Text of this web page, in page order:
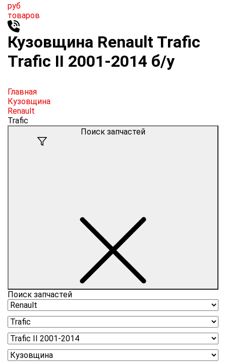
руб
товаров
Кузовщина Renault Trafic
Trafic II 2001-2014 б/у
Главная
Кузовщина
Renault
Trafic
Поиск запчастей
Поиск запчастей